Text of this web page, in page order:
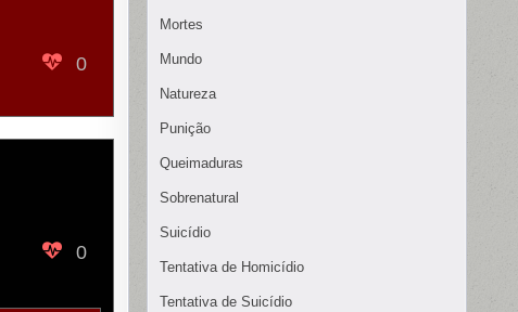
0
0
Mortes
Mundo
Natureza
Punição
Queimaduras
Sobrenatural
Suicídio
Tentativa de Homicídio
Tentativa de Suicídio